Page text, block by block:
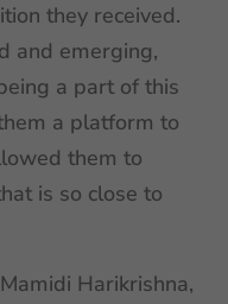
they received.
and emerging,
a part of this
a platform to
them to
is so close to
Harikrishna,